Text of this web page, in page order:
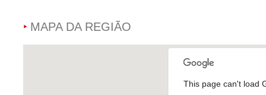
MAPA DA REGIÃO
This page can't load